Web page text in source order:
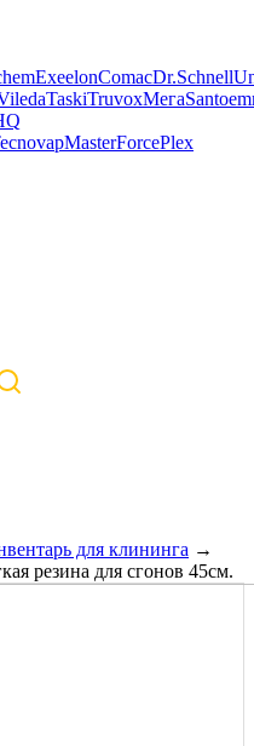
ExeelonComacDr.Schnell
TaskiTruvoxМега
MasterForcePlex
для клининга →
резина для сгонов 45см.